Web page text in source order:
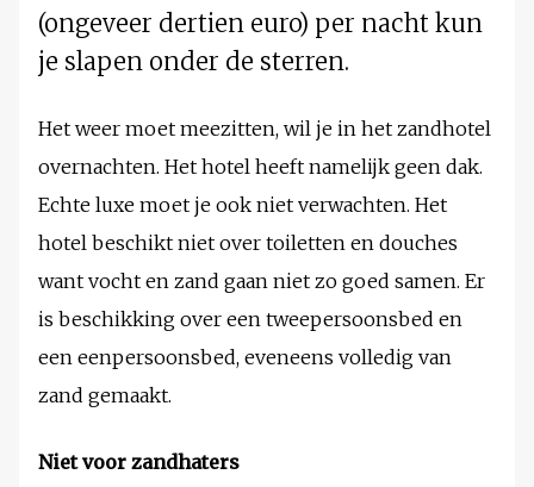
(ongeveer dertien euro) per nacht kun
je slapen onder de sterren.
Het weer moet meezitten, wil je in het zandhotel
overnachten. Het hotel heeft namelijk geen dak.
Echte luxe moet je ook niet verwachten. Het
hotel beschikt niet over toiletten en douches
want vocht en zand gaan niet zo goed samen. Er
is beschikking over een tweepersoonsbed en
een eenpersoonsbed, eveneens volledig van
zand gemaakt.
Niet voor zandhaters